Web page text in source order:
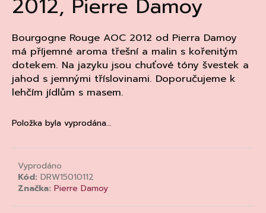
2012, Pierre Damoy
Bourgogne Rouge AOC 2012 od Pierra Damoy
má příjemné aroma třešní a malin s kořenitým
dotekem. Na jazyku jsou chuťové tóny švestek a
jahod s jemnými tříslovinami. Doporučujeme k
lehčím jídlům s masem.
Položka byla vyprodána…
Vyprodáno
Kód: DRW15010112
Značka: Pierre Damoy
a
j
í
t
?
D
o